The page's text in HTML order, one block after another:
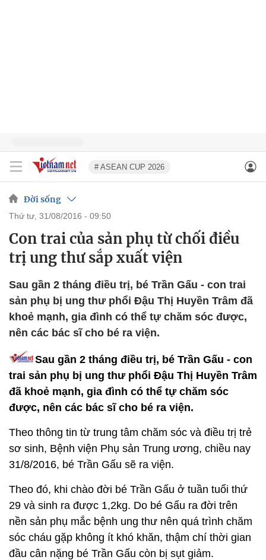
# ASEAN CUP 2026
Đời sống
thứ tư, 31/08/2016 - 09:50
Con trai của sản phụ từ chối điều
trị ung thư sắp xuất viện
Sau gần 2 tháng điều trị, bé Trần Gấu - con trai
sản phụ bị ung thư phổi Đậu Thị Huyền Trâm đã
khoẻ mạnh, gia đình có thể tự chăm sóc được,
nên các bác sĩ cho bé ra viện.
Sau gần 2 tháng điều trị, bé Trần Gấu - con
trai sản phụ bị ung thư phổi Đậu Thị Huyền Trâm
đã khoẻ mạnh, gia đình có thể tự chăm sóc
được, nên các bác sĩ cho bé ra viện.
Theo thông tin từ trung tâm chăm sóc và điều trị trẻ
sơ sinh, Bệnh viện Phụ sản Trung ương, chiều nay
31/8/2016, bé Trần Gấu sẽ ra viện.
Theo đó, khi chào đời bé Trần Gấu ở tuần tuổi thứ
29 và sinh ra được 1,2kg. Do bé Gấu ra đời trên
nền sản phụ mắc bệnh ung thư nên quá trình chăm
sóc cháu gặp không ít khó khăn, thậm chí thời gian
đầu cân nặng bé Trần Gấu còn bị sụt giảm.